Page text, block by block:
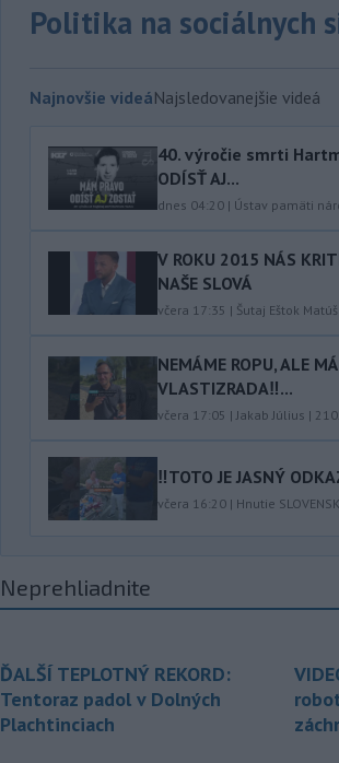
Politika na sociálnych
Najnovšie videáNajsledovanejšie videá
40.⁠ ⁠výročie smrti
ODÍSŤ AJ...
dnes 04:20 | Ústav pamäti
V ROKU 2015 NÁS
NAŠE SLOVÁ
včera 17:35 | Šutaj Eštok Matúš
NEMÁME ROPU, ALE
VLASTIZRADA‼️...
včera 17:05 |Jakab Július |
‼️TOTO JE JASNÝ
včera 16:20 | Hnutie
Neprehliadnite
ĎALŠÍ TEPLOTNÝ REKORD:
Tentoraz padol v Dolných
Plachtinciach